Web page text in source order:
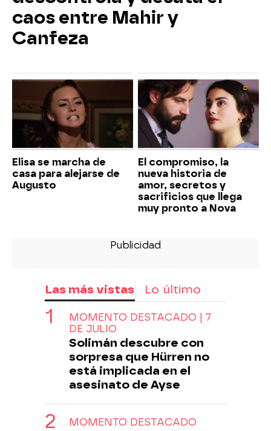
caos entre Mahir y
Canfeza
Elisa se marcha de
casa para alejarse de
Augusto
El compromiso, la
nueva historia de
amor, secretos y
sacrificios que llega
muy pronto a Nova
Las más vistas Lo último
MOMENTO DESTACADO | 7
DE JULIO
Solimán descubre con
sorpresa que Hürren no
está implicada en el
asesinato de Ayse
MOMENTO DESTACADO